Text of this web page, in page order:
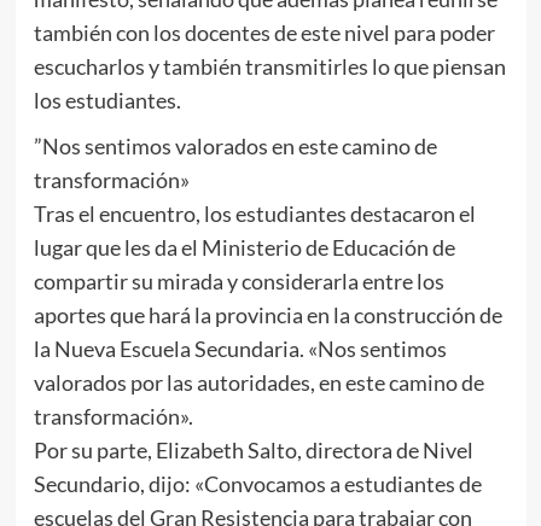
también con los docentes de este nivel para poder
escucharlos y también transmitirles lo que piensan
los estudiantes.
”Nos sentimos valorados en este camino de
transformación»
Tras el encuentro, los estudiantes destacaron el
lugar que les da el Ministerio de Educación de
compartir su mirada y considerarla entre los
aportes que hará la provincia en la construcción de
la Nueva Escuela Secundaria. «Nos sentimos
valorados por las autoridades, en este camino de
transformación».
Por su parte, Elizabeth Salto, directora de Nivel
Secundario, dijo: «Convocamos a estudiantes de
escuelas del Gran Resistencia para trabajar con